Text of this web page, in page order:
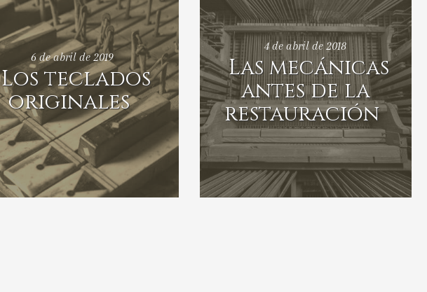
6 de abril de 2019
Los teclados
originales
4 de abril de 2018
Las mecánicas
antes de la
restauración